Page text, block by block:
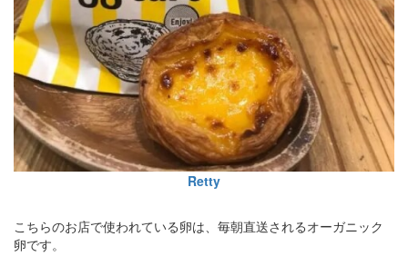
Retty
こちらのお店で使われている卵は、毎朝直送されるオーガニック
卵です。